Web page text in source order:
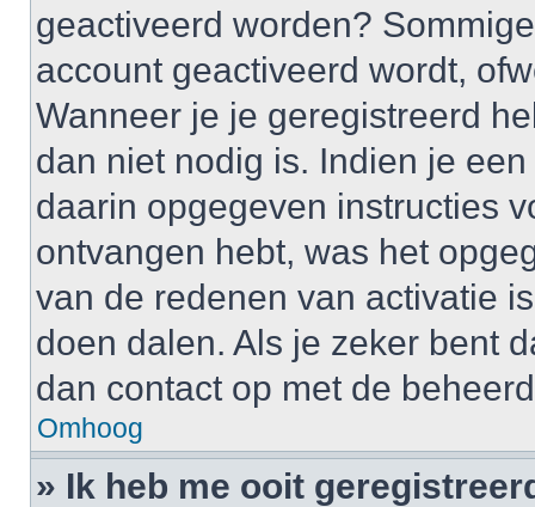
geactiveerd worden?
account geactiveerd wordt,
Wanneer je je geregistreerd
dan niet nodig is. Indien je
daarin opgegeven instructies
ontvangen hebt, was het
van de redenen van activatie
doen dalen. Als je zeker bent
dan contact op met de
Omhoog
» Ik heb me ooit